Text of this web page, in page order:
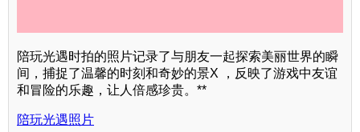
陪玩光遇时拍的照片记录了与朋友一起探索美丽世界的瞬
间，捕捉了温馨的时刻和奇妙的景X ，反映了游戏中友谊
和冒险的乐趣，让人倍感珍贵。**
陪玩光遇照片